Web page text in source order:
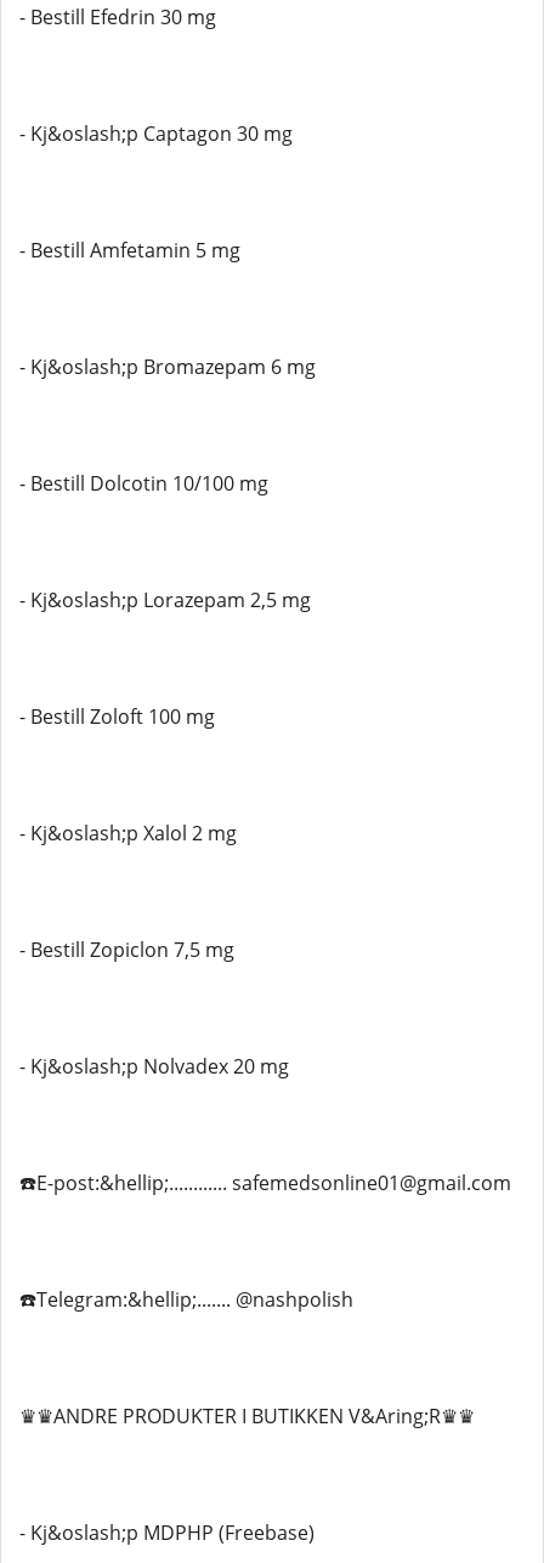
- Bestill Efedrin 30 mg
- Kj&oslash;p Captagon 30 mg
- Bestill Amfetamin 5 mg
- Kj&oslash;p Bromazepam 6 mg
- Bestill Dolcotin 10/100 mg
- Kj&oslash;p Lorazepam 2,5 mg
- Bestill Zoloft 100 mg
- Kj&oslash;p Xalol 2 mg
- Bestill Zopiclon 7,5 mg
- Kj&oslash;p Nolvadex 20 mg
☎️E-post:&hellip;............ safemedsonline01@gmail.com
☎️Telegram:&hellip;....... @nashpolish
♛♛ANDRE PRODUKTER I BUTIKKEN V&Aring;R♛♛
- Kj&oslash;p MDPHP (Freebase)